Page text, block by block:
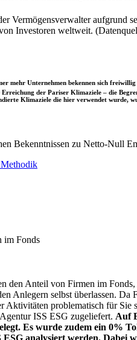
Vermögensverwalter aufgrund
Investoren weltweit.
mehr Unternehmen bekennen sich
der Pariser Klimaziele – die
Klimaziele die hier verwendet wurde,
Bekenntnissen zu Netto-Null
im Fonds
den Anteil von Firmen im
Anlegern selbst überlassen.
problematisch für
ISS ESG zugeliefert. Auf
Es wurde zudem ein 0%
analysiert werden. Dabei